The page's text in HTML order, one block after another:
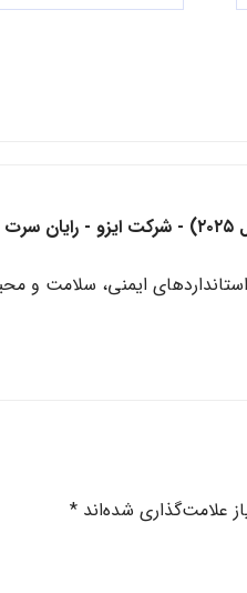
علامت‌گذاری شده‌اند *